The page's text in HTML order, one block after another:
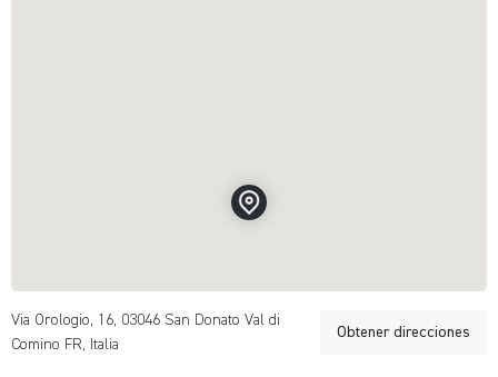
Via Orologio, 16, 03046 San Donato Val di
Comino FR, Italia
Obtener direcciones